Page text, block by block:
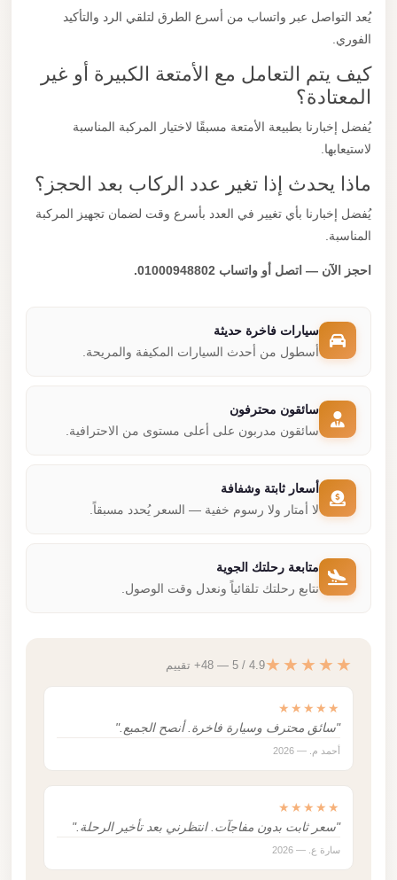
يُعد التواصل عبر واتساب من أسرع الطرق لتلقي الرد والتأكيد
الفوري.
كيف يتم التعامل مع الأمتعة الكبيرة أو غير
المعتادة؟
يُفضل إخبارنا بطبيعة الأمتعة مسبقًا لاختيار المركبة المناسبة
لاستيعابها.
ماذا يحدث إذا تغير عدد الركاب بعد الحجز؟
يُفضل إخبارنا بأي تغيير في العدد بأسرع وقت لضمان تجهيز المركبة
المناسبة.
احجز الآن — اتصل أو واتساب 01000948802.
سيارات فاخرة حديثة
أسطول من أحدث السيارات المكيفة والمريحة.
سائقون محترفون
سائقون مدربون على أعلى مستوى من الاحترافية.
أسعار ثابتة وشفافة
لا أمتار ولا رسوم خفية — السعر يُحدد مسبقاً.
متابعة رحلتك الجوية
نتابع رحلتك تلقائياً ونعدل وقت الوصول.
★★★★★4.9 / 5 — 48+ تقييم
★★★★★
"سائق محترف وسيارة فاخرة. أنصح الجميع."
أحمد م. — 2026
★★★★★
"سعر ثابت بدون مفاجآت. انتظرني بعد تأخير الرحلة."
سارة ع. — 2026